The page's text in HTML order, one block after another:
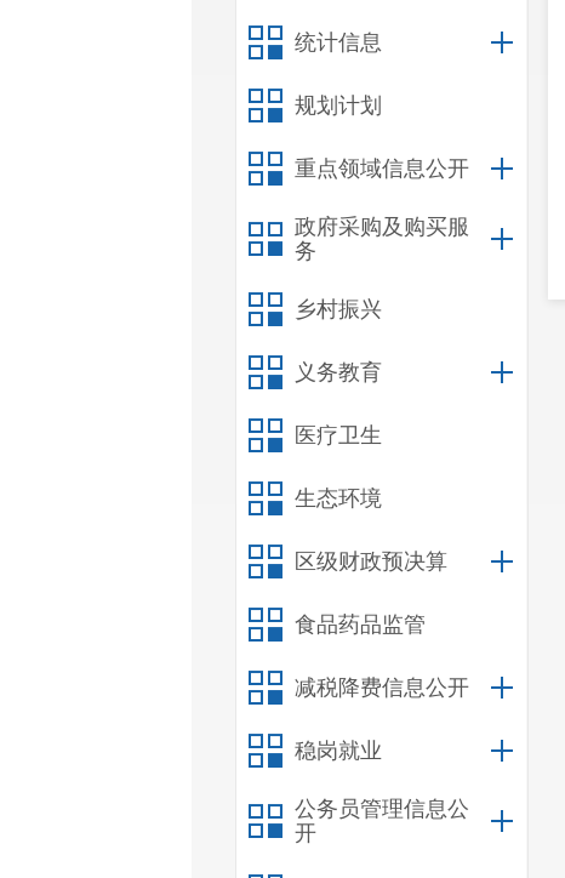
统计信息
规划计划
重点领域信息公开
政府采购及购买服
务
乡村振兴
义务教育
医疗卫生
生态环境
区级财政预决算
食品药品监管
减税降费信息公开
稳岗就业
公务员管理信息公
开